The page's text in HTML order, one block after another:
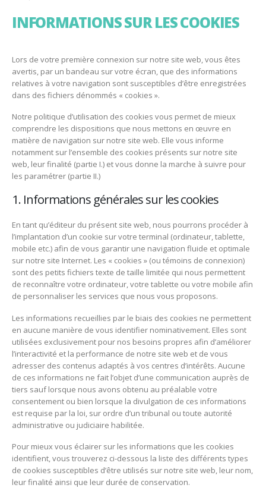
INFORMATIONS SUR LES COOKIES
Lors de votre première connexion sur notre site web, vous êtes
avertis, par un bandeau sur votre écran, que des informations
relatives à votre navigation sont susceptibles d’être enregistrées
dans des fichiers dénommés « cookies ».
Notre politique d’utilisation des cookies vous permet de mieux
comprendre les dispositions que nous mettons en œuvre en
matière de navigation sur notre site web. Elle vous informe
notamment sur l’ensemble des cookies présents sur notre site
web, leur finalité (partie I.) et vous donne la marche à suivre pour
les paramétrer (partie II.)
1. Informations générales sur les cookies
En tant qu’éditeur du présent site web, nous pourrons procéder à
l’implantation d’un cookie sur votre terminal (ordinateur, tablette,
mobile etc.) afin de vous garantir une navigation fluide et optimale
sur notre site Internet. Les « cookies » (ou témoins de connexion)
sont des petits fichiers texte de taille limitée qui nous permettent
de reconnaître votre ordinateur, votre tablette ou votre mobile afin
de personnaliser les services que nous vous proposons.
Les informations recueillies par le biais des cookies ne permettent
en aucune manière de vous identifier nominativement. Elles sont
utilisées exclusivement pour nos besoins propres afin d’améliorer
l’interactivité et la performance de notre site web et de vous
adresser des contenus adaptés à vos centres d’intérêts. Aucune
de ces informations ne fait l’objet d’une communication auprès de
tiers sauf lorsque nous avons obtenu au préalable votre
consentement ou bien lorsque la divulgation de ces informations
est requise par la loi, sur ordre d’un tribunal ou toute autorité
administrative ou judiciaire habilitée.
Pour mieux vous éclairer sur les informations que les cookies
identifient, vous trouverez ci-dessous la liste des différents types
de cookies susceptibles d’être utilisés sur notre site web, leur nom,
leur finalité ainsi que leur durée de conservation.